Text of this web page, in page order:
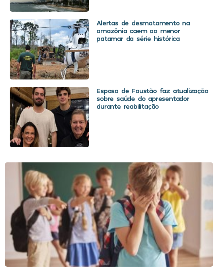
Alertas de desmatamento na
amazônia caem ao menor
patamar da série histórica
Esposa de Faustão faz atualização
sobre saúde do apresentador
durante reabilitação